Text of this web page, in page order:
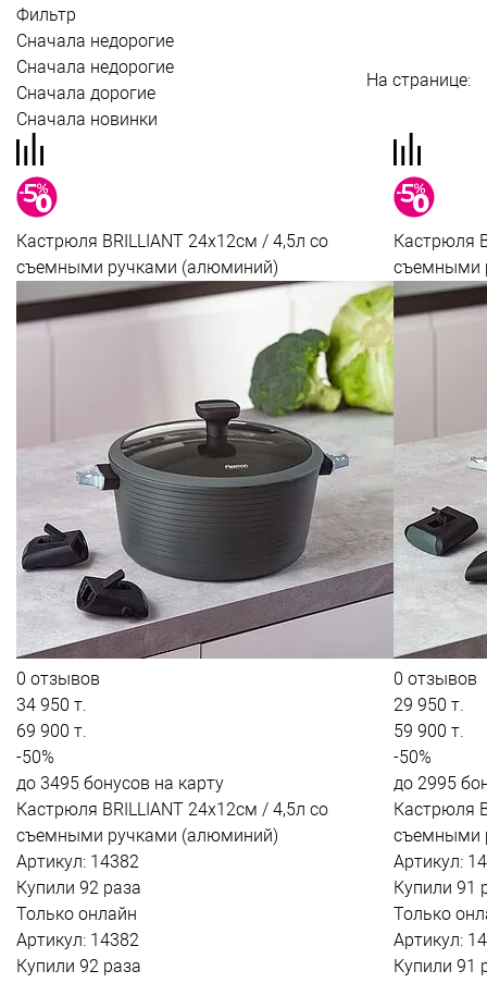
Фильтр
Сначала недорогие
Сначала недорогие
Сначала дорогие
Сначала новинки
На странице:
Кастрюля BRILLIANT 24x12см / 4,5л со
съемными ручками (алюминий)
0 отзывов
34 950 т.
69 900 т.
-50%
до 3495 бонусов на карту
Кастрюля BRILLIANT 24x12см / 4,5л со
съемными ручками (алюминий)
Артикул: 14382
Купили 92 раза
Только онлайн
Артикул: 14382
Купили 92 раза
Кастрюля
съемными
0 отзывов
29 950 т.
59 900 т.
-50%
до 2995
Кастрюля
съемными
Артикул:
Купили 91
Только
Артикул:
Купили 91